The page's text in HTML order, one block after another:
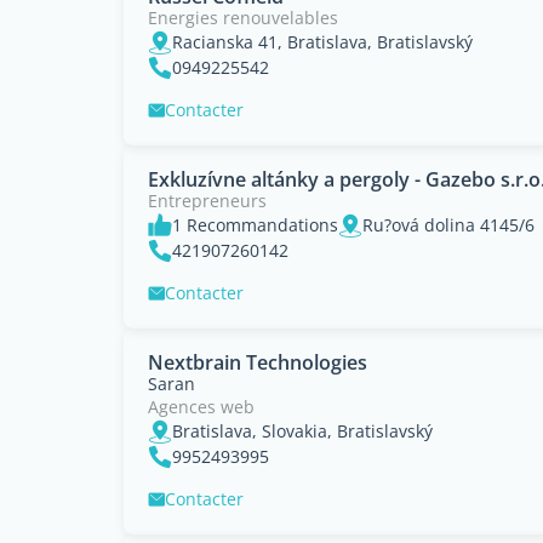
Energies renouvelables
Racianska 41, Bratislava, Bratislavský
0949225542
Contacter
Exkluzívne altánky a pergoly - Gazebo
Entrepreneurs
1 Recommandations
Ru?ová dolina 4145/6
421907260142
Contacter
Nextbrain Technologies
Saran
Agences web
Bratislava, Slovakia, Bratislavský
9952493995
Contacter